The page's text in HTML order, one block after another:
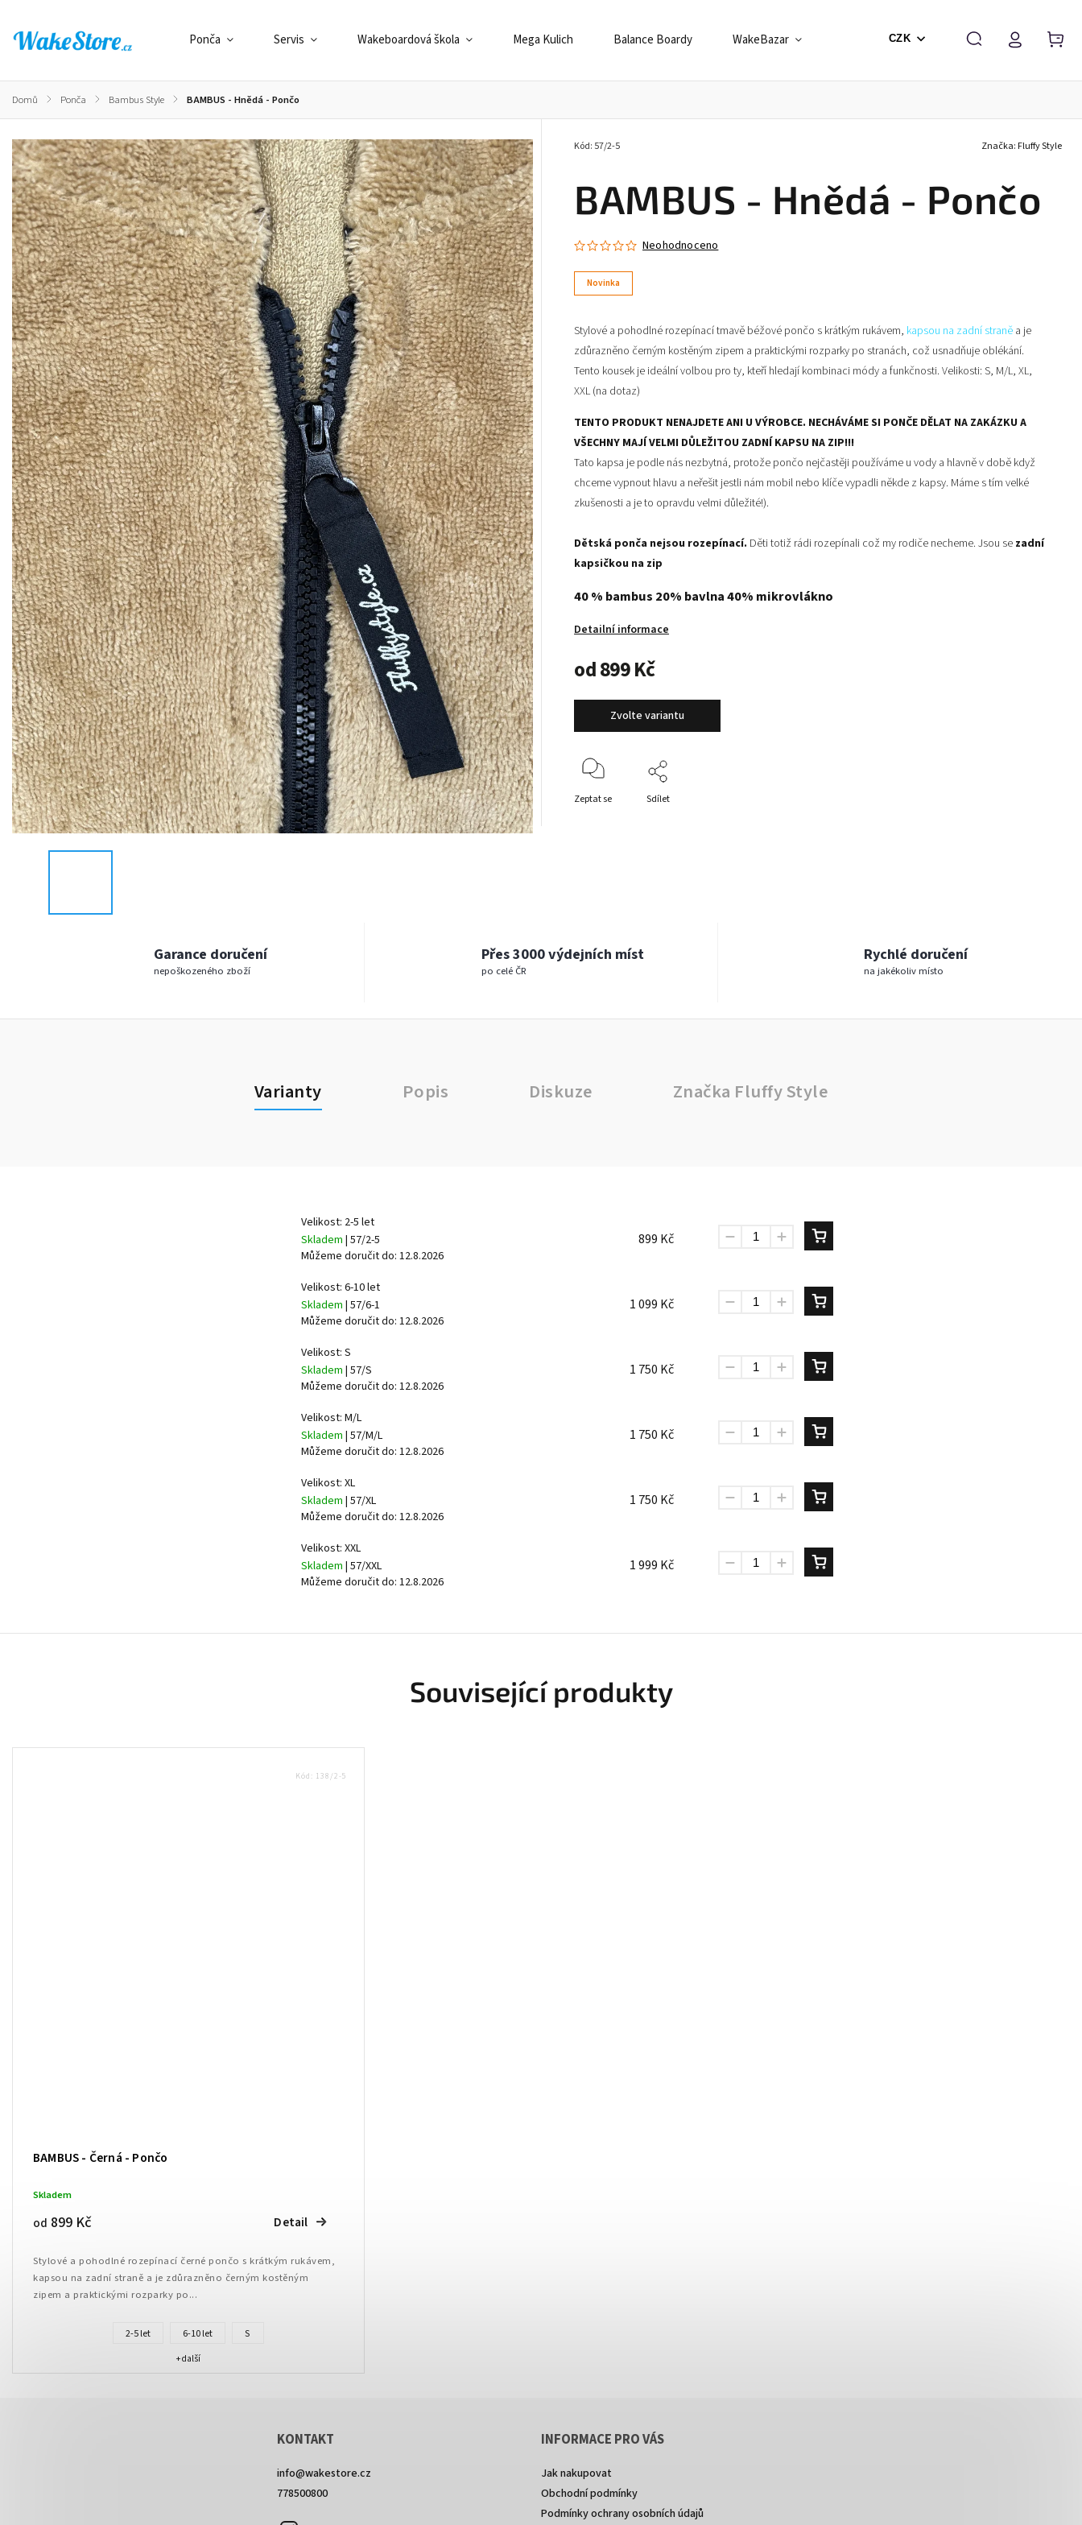
CZK
Ponča Servis Wakeboardová škola Mega Kulich Balance Boardy WakeBazar Škola a Vouchery Dárkové balení
Domů / Ponča / Bambus Style / BAMBUS - Hnědá - Pončo
BAMBUS - Hnědá - Pončo
Kód: 57/2-5
Novinka
Neohodnoceno
Stylové a pohodlné rozepínací tmavě béžové pončo s krátkým rukávem, kapsou na zadní straně a je
zdůrazněno černým kostěným zipem a praktickými rozparky po stranách, což usnadňuje oblékání.
Tento kousek je ideální volbou pro ty, kteří hledají kombinaci módy a funkčnosti.Velikosti: S, M/L, XL,
XXL (na dotaz)
TENTO PRODUKT NENAJDETE ANI U VÝROBCE. NECHÁVÁME SI PONČE DĚLAT NA ZAKÁZKU A
VŠECHNY MAJÍ VELMI DŮLEŽITOU ZADNÍ KAPSU NA ZIP!!!
Tato kapsa je podle nás nezbytná, protože pončo nejčastěji používáme u vody a hlavně v době když
chceme vypnout hlavu a neřešit jestli nám mobil nebo klíče vypadli někde z kapsy. Máme s tím velké
zkušenosti a je to opravdu velmi důležité!).
Dětská ponča nejsou rozepínací. Děti totiž rádi rozepínali což my rodiče necheme. Jsou se zadní
kapsičkou na zip
40 % bambus 20% bavlna 40% mikrovlákno
Detailní informace
Značka: Fluffy Style
od899 Kč
Zvolte variantu
Zeptat se Sdílet
Garance doručení
nepoškozeného zboží
Přes 3000 výdejních míst
po celé ČR
Rychlé doručení
na jakékoliv místo
Varianty Popis Diskuze Značka Fluffy Style
Velikost: 2-5 let
Skladem | 57/2-5
Můžeme doručit do: 12.8.2026
899 Kč
Velikost: 6-10 let
Skladem | 57/6-1
Můžeme doručit do: 12.8.2026
1 099 Kč
Velikost: S
Skladem | 57/S
Můžeme doručit do: 12.8.2026
1 750 Kč
Velikost: M/L
Skladem | 57/M/L
Můžeme doručit do: 12.8.2026
1 750 Kč
Velikost: XL
Skladem | 57/XL
Můžeme doručit do: 12.8.2026
1 750 Kč
Velikost: XXL
Skladem | 57/XXL
Můžeme doručit do: 12.8.2026
1 999 Kč
Související produkty
BAMBUS - Černá - Pončo
Skladem
od 899 Kč Detail
Stylové a pohodlné rozepínací černé pončo s krátkým rukávem,
kapsou na zadní straně a je zdůrazněno černým kostěným
zipem a praktickými rozparky po...
2-5 let 6-10 let S
+ další
Kód: 138/2-5
KONTAKT
info@wakestore.cz
778500800
INFORMACE PRO VÁS
Jak nakupovat
Obchodní podmínky
Podmínky ochrany osobních údajů